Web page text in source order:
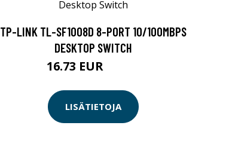
TP-LINK TL-SF1008D 8-PORT 10/100MBPS
DESKTOP SWITCH
16.73 EUR
LISÄTIETOJA